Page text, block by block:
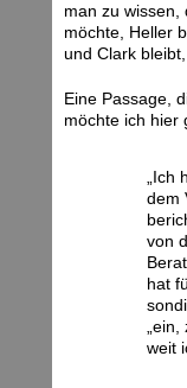
man zu wissen,
möchte, Heller
und Clark
Eine Passage,
möchte ich hier
dem
von
hat
weit